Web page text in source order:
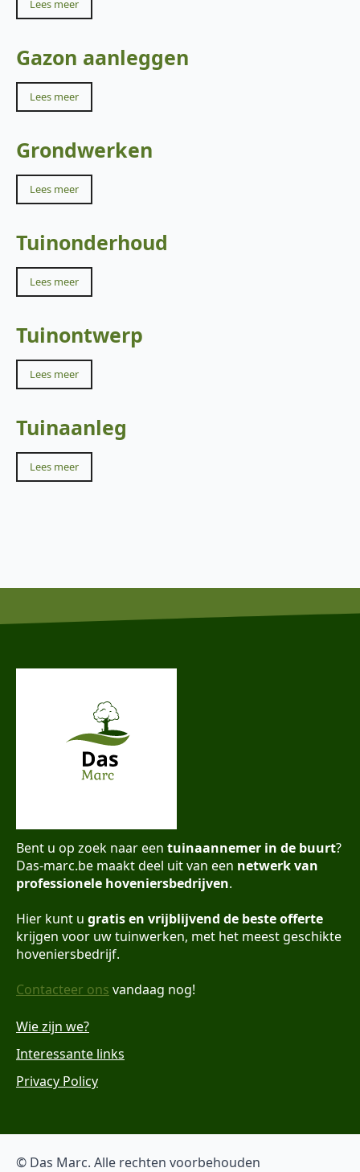
Lees meer
Gazon aanleggen
Lees meer
Grondwerken
Lees meer
Tuinonderhoud
Lees meer
Tuinontwerp
Lees meer
Tuinaanleg
Lees meer
Bent u op zoek naar een tuinaannemer in de buurt?
Das-marc.be maakt deel uit van een netwerk van
professionele hoveniersbedrijven.
Hier kunt u gratis en vrijblijvend de beste offerte
krijgen voor uw tuinwerken, met het meest geschikte
hoveniersbedrijf.
Contacteer ons vandaag nog!
Wie zijn we?
Interessante links
Privacy Policy
© Das Marc. Alle rechten voorbehouden